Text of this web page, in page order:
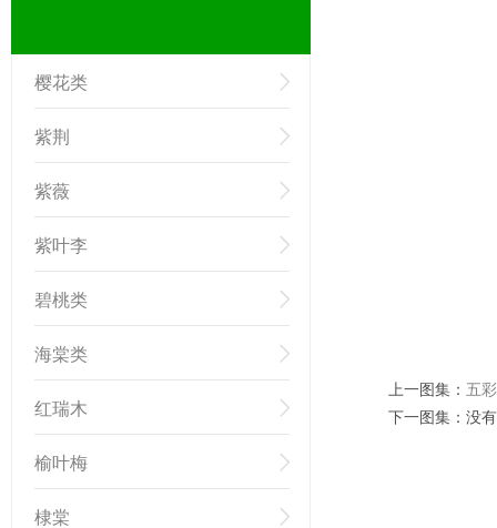
樱花类
紫荆
紫薇
紫叶李
碧桃类
海棠类
红瑞木
榆叶梅
棣棠
上一图集： 五
下一图集：没